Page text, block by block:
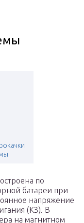
по
батареи при
напряжение
(КЗ). В
на магнитном